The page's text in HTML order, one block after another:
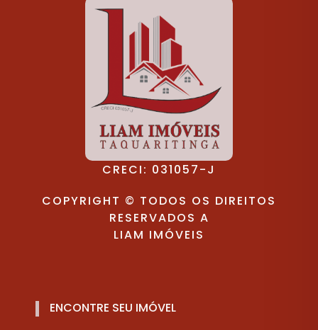
CRECI: 031057-J
COPYRIGHT © TODOS OS DIREITOS
RESERVADOS A
LIAM IMÓVEIS
ENCONTRE SEU IMÓVEL